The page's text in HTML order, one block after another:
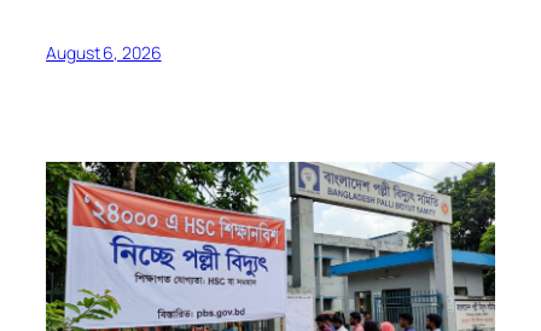
August 6, 2026